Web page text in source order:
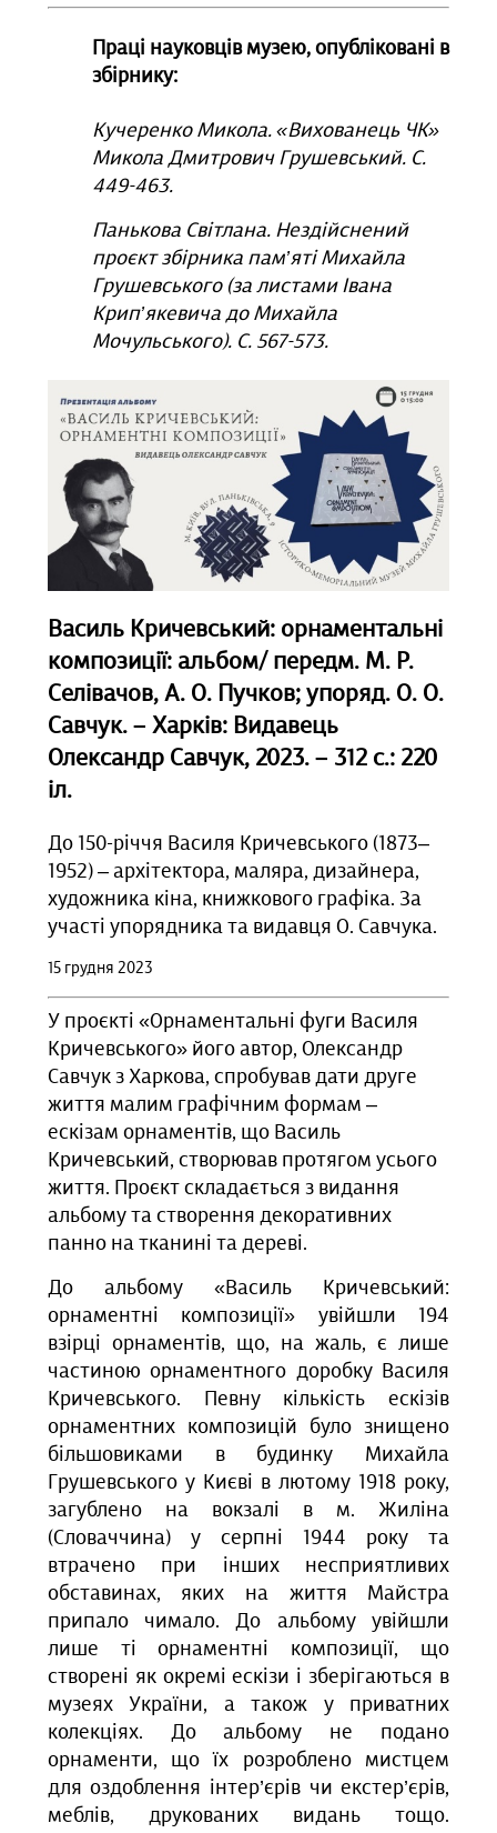
Праці науковців музею, опубліковані в
збірнику:
Кучеренко Микола. «Вихованець ЧК»
Микола Дмитрович Грушевський. С.
449-463.
Панькова Світлана. Нездійснений
проєкт збірника пам’яті Михайла
Грушевського (за листами Івана
Крип’якевича до Михайла
Мочульського). С. 567-573.
Василь Кричевський: орнаментальні
композиції: альбом/ передм. М. Р.
Селівачов, А. О. Пучков; упоряд. О. О.
Савчук. – Харків: Видавець
Олександр Савчук, 2023. – 312 с.: 220
іл.
До 150-річчя Василя Кричевського (1873–
1952) – архітектора, маляра, дизайнера,
художника кіна, книжкового графіка. За
участі упорядника та видавця О. Савчука.
15 грудня 2023
У проєкті «Орнаментальні фуги Василя
Кричевського» його автор, Олександр
Савчук з Харкова, спробував дати друге
життя малим графічним формам –
ескізам орнаментів, що Василь
Кричевський, створював протягом усього
життя. Проєкт складається з видання
альбому та створення декоративних
панно на тканині та дереві.
До альбому «Василь Кричевський:
орнаментні композиції» увійшли 194
взірці орнаментів, що, на жаль, є лише
частиною орнаментного доробку Василя
Кричевського. Певну кількість ескізів
орнаментних композицій було знищено
більшовиками в будинку Михайла
Грушевського у Києві в лютому 1918 року,
загублено на вокзалі в м. Жиліна
(Словаччина) у серпні 1944 року та
втрачено при інших несприятливих
обставинах, яких на життя Майстра
припало чимало. До альбому увійшли
лише ті орнаментні композиції, що
створені як окремі ескізи і зберігаються в
музеях України, а також у приватних
колекціях. До альбому не подано
орнаменти, що їх розроблено мистцем
для оздоблення інтер’єрів чи екстер’єрів,
меблів, друкованих видань тощо.